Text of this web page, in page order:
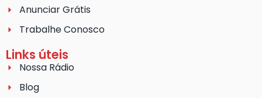
Anunciar Grátis
Trabalhe Conosco
Links úteis
Nossa Rádio
Blog